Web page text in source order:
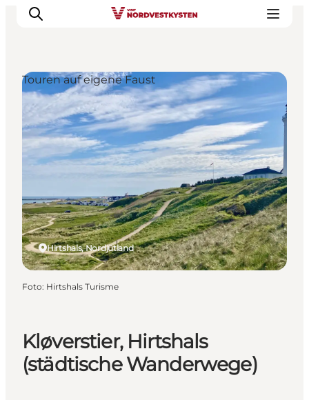
Urlaubsorte
Inspiration
Events
Unterkunft
Mach deine Urlaubsplanung
Kløverstier, Hirtshals
(städtische Wanderwege)
Hirtshals, Nordjütland
Touren auf eigene Faust
Foto: Hirtshals Turisme